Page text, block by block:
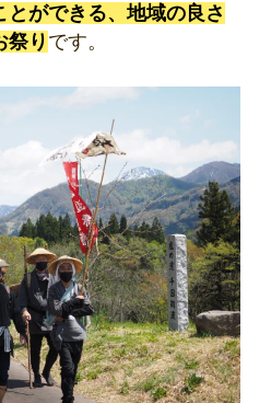
とができる、地域の良さ
祭り です。